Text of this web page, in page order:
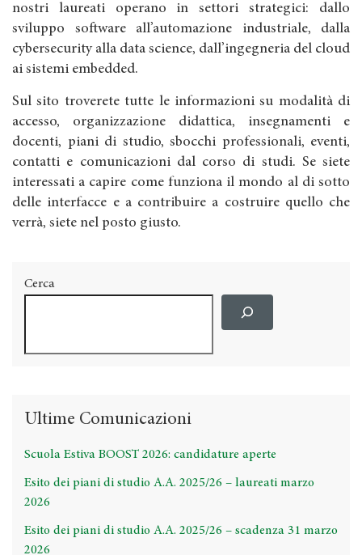
nostri laureati operano in settori strategici: dallo
sviluppo software all’automazione industriale, dalla
cybersecurity alla data science, dall’ingegneria del cloud
ai sistemi embedded.
Sul sito troverete tutte le informazioni su modalità di
accesso, organizzazione didattica, insegnamenti e
docenti, piani di studio, sbocchi professionali, eventi,
contatti e comunicazioni dal corso di studi. Se siete
interessati a capire come funziona il mondo al di sotto
delle interfacce e a contribuire a costruire quello che
verrà, siete nel posto giusto.
Cerca
Ultime Comunicazioni
Scuola Estiva BOOST 2026: candidature aperte
Esito dei piani di studio A.A. 2025/26 – laureati marzo
2026
Esito dei piani di studio A.A. 2025/26 – scadenza 31 marzo
2026